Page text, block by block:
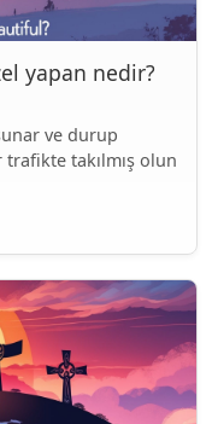
yapan nedir?
ve durup
takılmış olun